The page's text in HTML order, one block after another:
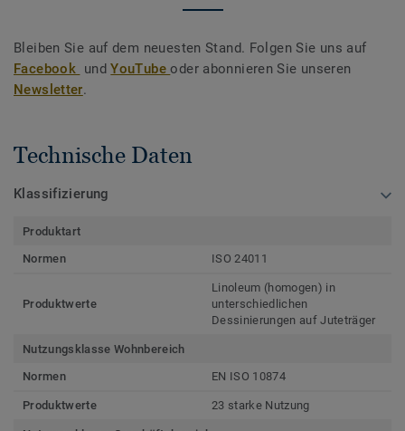
Bleiben Sie auf dem neuesten Stand. Folgen Sie uns auf
Facebook undYouTubeoder abonnieren Sie unseren
Newsletter.
Technische Daten
Klassifizierung
Produktart
Normen
ISO 24011
Produktwerte
Linoleum (homogen) in
unterschiedlichen
Dessinierungen auf Juteträger
Nutzungsklasse Wohnbereich
Normen
EN ISO 10874
Produktwerte 23 starke Nutzung